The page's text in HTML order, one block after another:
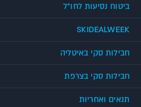
ביטוח נסיעות לחו"ל
SKIDEALWEEK
חבילות סקי באיטליה
חבילות סקי בצרפת
תנאים ואחריות